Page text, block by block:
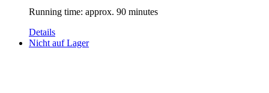
Running time: approx. 90 minutes
Details
Nicht auf Lager